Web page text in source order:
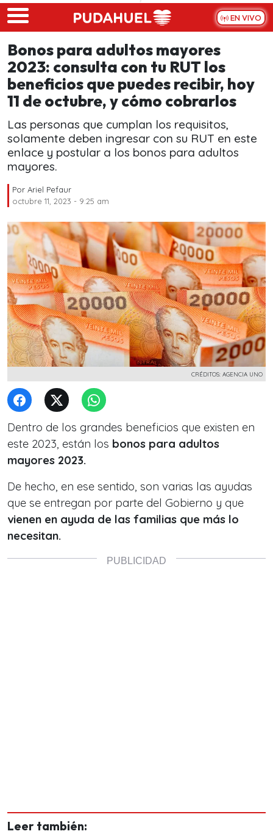
Skip to main content
EN VIVO
Bonos para adultos mayores
2023: consulta con tu RUT los
beneficios que puedes recibir, hoy
11 de octubre, y cómo cobrarlos
Las personas que cumplan los requisitos,
solamente deben ingresar con su RUT en este
enlace y postular a los bonos para adultos
mayores.
Por Ariel Pefaur
octubre 11, 2023 - 9:25 am
CRÉDITOS: AGENCIA UNO
Dentro de los grandes beneficios que existen en
este 2023, están los bonos para adultos
mayores 2023.
De hecho, en ese sentido, son varias las ayudas
que se entregan por parte del Gobierno y que
vienen en ayuda de las familias que más lo
necesitan.
Leer también: